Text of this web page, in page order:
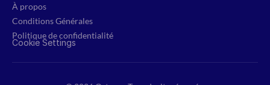
À propos
Conditions Générales
Politique de confidentialité
Cookie Settings